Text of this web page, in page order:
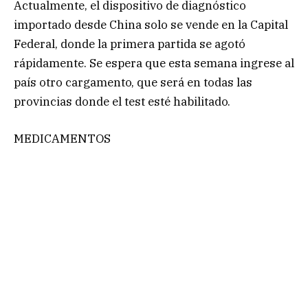
Actualmente, el dispositivo de diagnóstico
importado desde China solo se vende en la Capital
Federal, donde la primera partida se agotó
rápidamente. Se espera que esta semana ingrese al
país otro cargamento, que será en todas las
provincias donde el test esté habilitado.
MEDICAMENTOS